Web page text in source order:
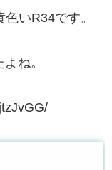
いR34です。
ね。